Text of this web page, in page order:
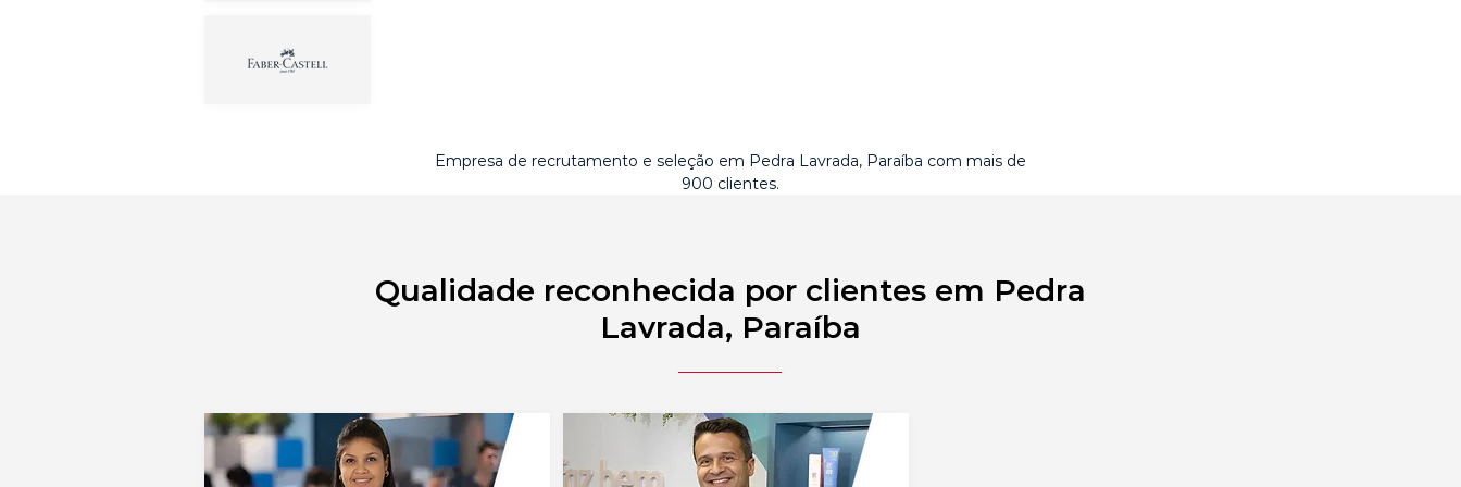
Empresa de recrutamento e seleção em Pedra Lavrada, Paraíba com mais de
900 clientes.
Qualidade reconhecida por clientes em Pedra
Lavrada, Paraíba